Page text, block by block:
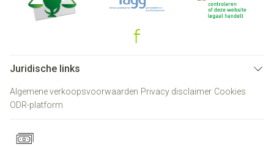
Juridische links
Algemene verkoopsvoorwaarden Privacy disclaimer Cookies
ODR-platform